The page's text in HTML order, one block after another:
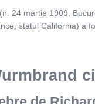
24 martie 1909,
statul California) a